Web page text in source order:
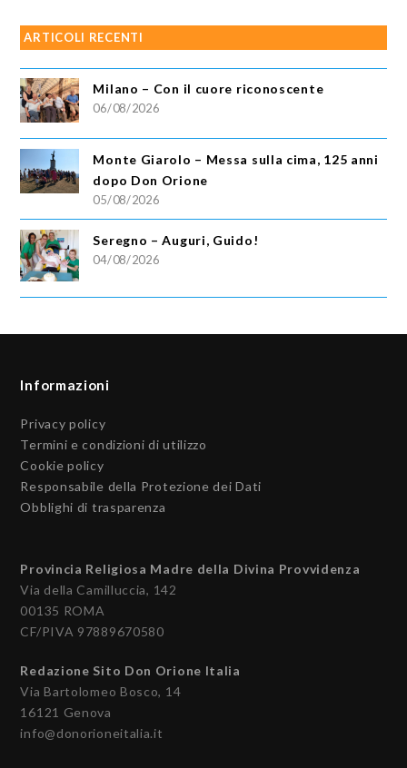
ARTICOLI RECENTI
Milano – Con il cuore riconoscente
06/08/2026
Monte Giarolo – Messa sulla cima, 125 anni
dopo Don Orione
05/08/2026
Seregno – Auguri, Guido!
04/08/2026
Informazioni
Privacy policy
Termini e condizioni di utilizzo
Cookie policy
Responsabile della Protezione dei Dati
Obblighi di trasparenza
Provincia Religiosa Madre della Divina Provvidenza
Via della Camilluccia, 142
00135 ROMA
CF/PIVA 97889670580
Redazione Sito Don Orione Italia
Via Bartolomeo Bosco, 14
16121 Genova
info@donorioneitalia.it